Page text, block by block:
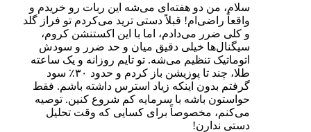
سلام، من دو هفته‌ای می‌شه این ربات رو خریدم و
واقعاً راضی‌ام! قبلاً دستی ترید می‌کردم تو فراز گلد
و کلی ضرر می‌دادم، اما با این اکستنشن کروم،
سیگنال‌ها خیلی دقیق میان و حد ضرر و سودش
اتوماتیک تنظیم می‌شه. تو تایم روزانه و یک ساعته
طلا، چند تا پوزیشن باز کردم و حدود ۳۰٪ سود
گرفتم بدون اینکه زیاد استرس داشته باشم. فقط
حواستون باشه با سرمایه کم شروع کنین. توصیه
می‌کنم، مخصوصاً برای کسایی که وقت تحلیل
دستی ندارن!